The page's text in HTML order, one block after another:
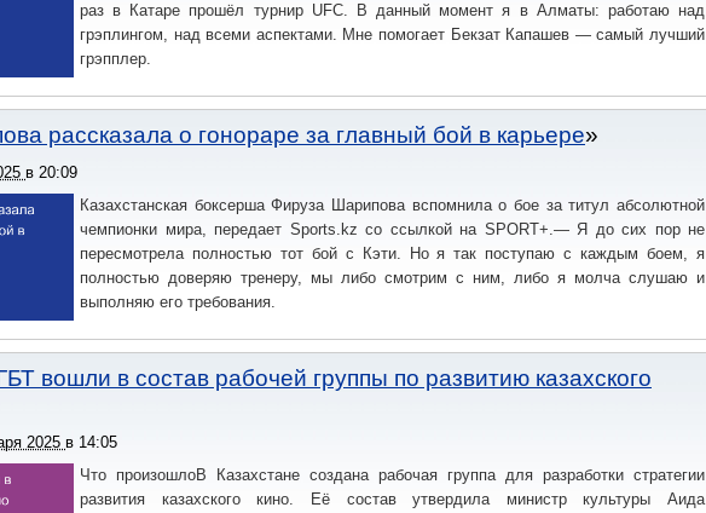
раз в Катаре прошёл турнир UFC. В данный момент я в Алматы: работаю над
грэплингом, над всеми аспектами. Мне помогает Бекзат Капашев — самый лучший
грэпплер.
рассказала о гонораре за главный бой в карьере
в 20:09
Казахстанская боксерша Фируза Шарипова вспомнила о бое за титул абсолютной
чемпионки мира, передает Sports.kz со ссылкой на SPORT+.— Я до сих пор не
пересмотрела полностью тот бой с Кэти. Но я так поступаю с каждым боем, я
полностью доверяю тренеру, мы либо смотрим с ним, либо я молча слушаю и
выполняю его требования.
вошли в состав рабочей группы по развитию казахского
2025 в 14:05
Что произошлоВ Казахстане создана рабочая группа для разработки стратегии
развития казахского кино. Её состав утвердила министр культуры Аида